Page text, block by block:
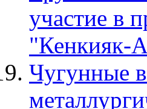
участие в
"Кенкияк-
Чугунные